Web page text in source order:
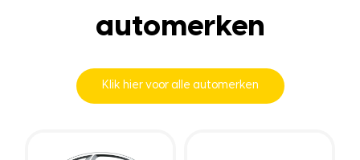
automerken
Klik hier voor alle automerken